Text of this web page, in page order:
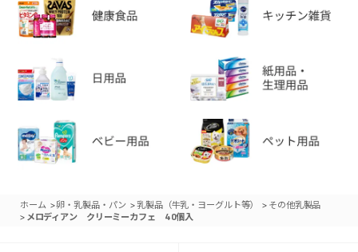
ホーム >卵・乳製品・パン >乳製品（牛乳・ヨーグルト等） > その他乳製品
> メロディアン クリーミーカフェ 40個入